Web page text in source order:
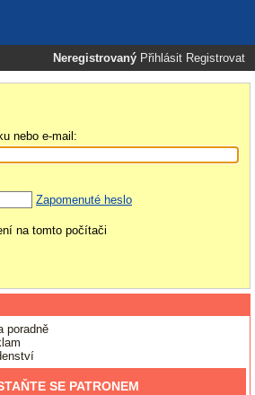
Neregistrovaný Přihlásit Registrovat
nebo e-mail:
Zapomenuté heslo
na tomto počítači
poradně
SE PATRONEM